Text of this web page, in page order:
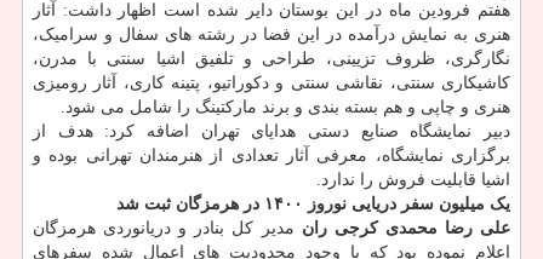
هفتم فرودین ماه در این بوستان دایر شده است اظهار داشت: آثار
هنری به نمایش درآمده در این فضا در رشته های سفال و سرامیک،
نگارگری، ظروف تزیینی، طراحی و تلفیق اشیا سنتی با مدرن،
کاشیکاری سنتی، نقاشی سنتی و دکوراتیو، پتینه کاری، آثار رومیزی
هنری و چاپی و هم بسته بندی و برند مارکتینگ را شامل می شود.
دبیر نمایشگاه صنایع دستی هدایای تهران اضافه کرد: هدف از
برگزاری نمایشگاه، معرفی آثار تعدادی از هنرمندان تهرانی بوده و
اشیا قابلیت فروش را ندارد.
یک میلیون سفر دریایی نوروز ۱۴۰۰ در هرمزگان ثبت شد
علی رضا محمدی کرجی ران مدیر کل بنادر و دریانوردی هرمزگان
اعلام نموده بود که با وجود محدودیت های اعمال شده سفرهای